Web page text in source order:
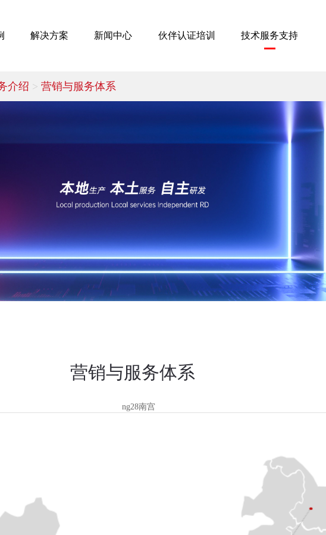
解决方案 新闻中心 伙伴认证培训 技术服务支持
介绍 > 营销与服务体系
营销与服务体系
ng28南宫